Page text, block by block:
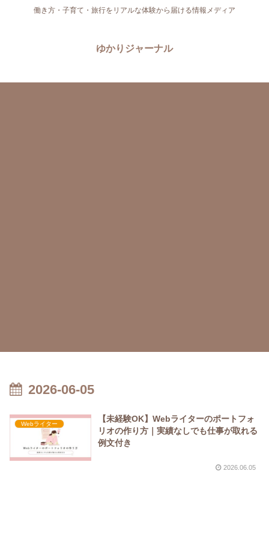
働き方・子育て・旅行をリアルな体験から届ける情報メディア
ゆかりジャーナル
2026-06-05
Webライター
【未経験OK】Webライターのポートフォ
リオの作り方｜実績なしでも仕事が取れる
例文付き
2026.06.05